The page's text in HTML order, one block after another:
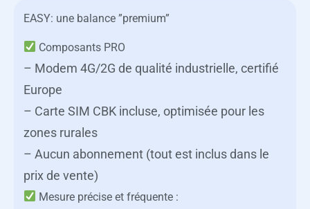
EASY: une balance ”premium”
Composants PRO
– Modem 4G/2G de qualité industrielle, certifié
Europe
– Carte SIM CBK incluse, optimisée pour les
zones rurales
– Aucun abonnement (tout est inclus dans le
prix de vente)
Mesure précise et fréquente :